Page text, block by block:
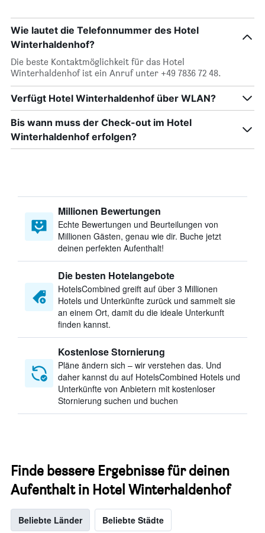
Wie lautet die Telefonnummer des Hotel
Winterhaldenhof?
Die beste Kontaktmöglichkeit für das Hotel
Winterhaldenhof ist ein Anruf unter +49 7836 72 48.
Verfügt Hotel Winterhaldenhof über WLAN?
Bis wann muss der Check-out im Hotel
Winterhaldenhof erfolgen?
Millionen Bewertungen
Echte Bewertungen und Beurteilungen von
Millionen Gästen, genau wie dir. Buche jetzt
deinen perfekten Aufenthalt!
Die besten Hotelangebote
HotelsCombined greift auf über 3 Millionen
Hotels und Unterkünfte zurück und sammelt sie
an einem Ort, damit du die ideale Unterkunft
finden kannst.
Kostenlose Stornierung
Pläne ändern sich – wir verstehen das. Und
daher kannst du auf HotelsCombined Hotels und
Unterkünfte von Anbietern mit kostenloser
Stornierung suchen und buchen
Finde bessere Ergebnisse für deinen
Aufenthalt in Hotel Winterhaldenhof
Beliebte Länder Beliebte Städte